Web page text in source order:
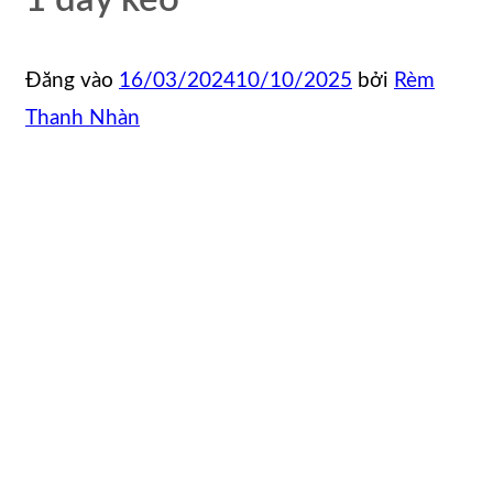
Đăng vào 16/03/202410/10/2025 bởi Rèm
Thanh Nhàn